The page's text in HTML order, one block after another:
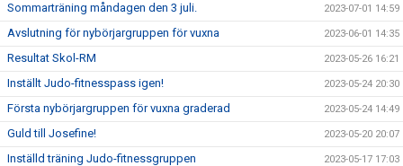
Sommarträning måndagen den 3 juli. 2023-07-01 14:59
Avslutning för nybörjargruppen för vuxna 2023-06-01 14:35
Resultat Skol-RM 2023-05-26 16:21
Inställt Judo-fitnesspass igen! 2023-05-24 20:30
Första nybörjargruppen för vuxna graderad 2023-05-24 14:49
Guld till Josefine! 2023-05-20 20:07
Inställd träning Judo-fitnessgruppen 2023-05-17 17:03